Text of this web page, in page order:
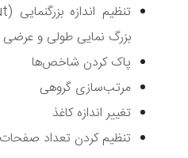
تنظیم اندازه بزرگنمایی (
بزرگ نمایی طولی و عرضی
پاک کردن شاخص‌ها
مرتب‌سازی گروهی
تغییر اندازه کاغذ
تنظیم کردن تعداد